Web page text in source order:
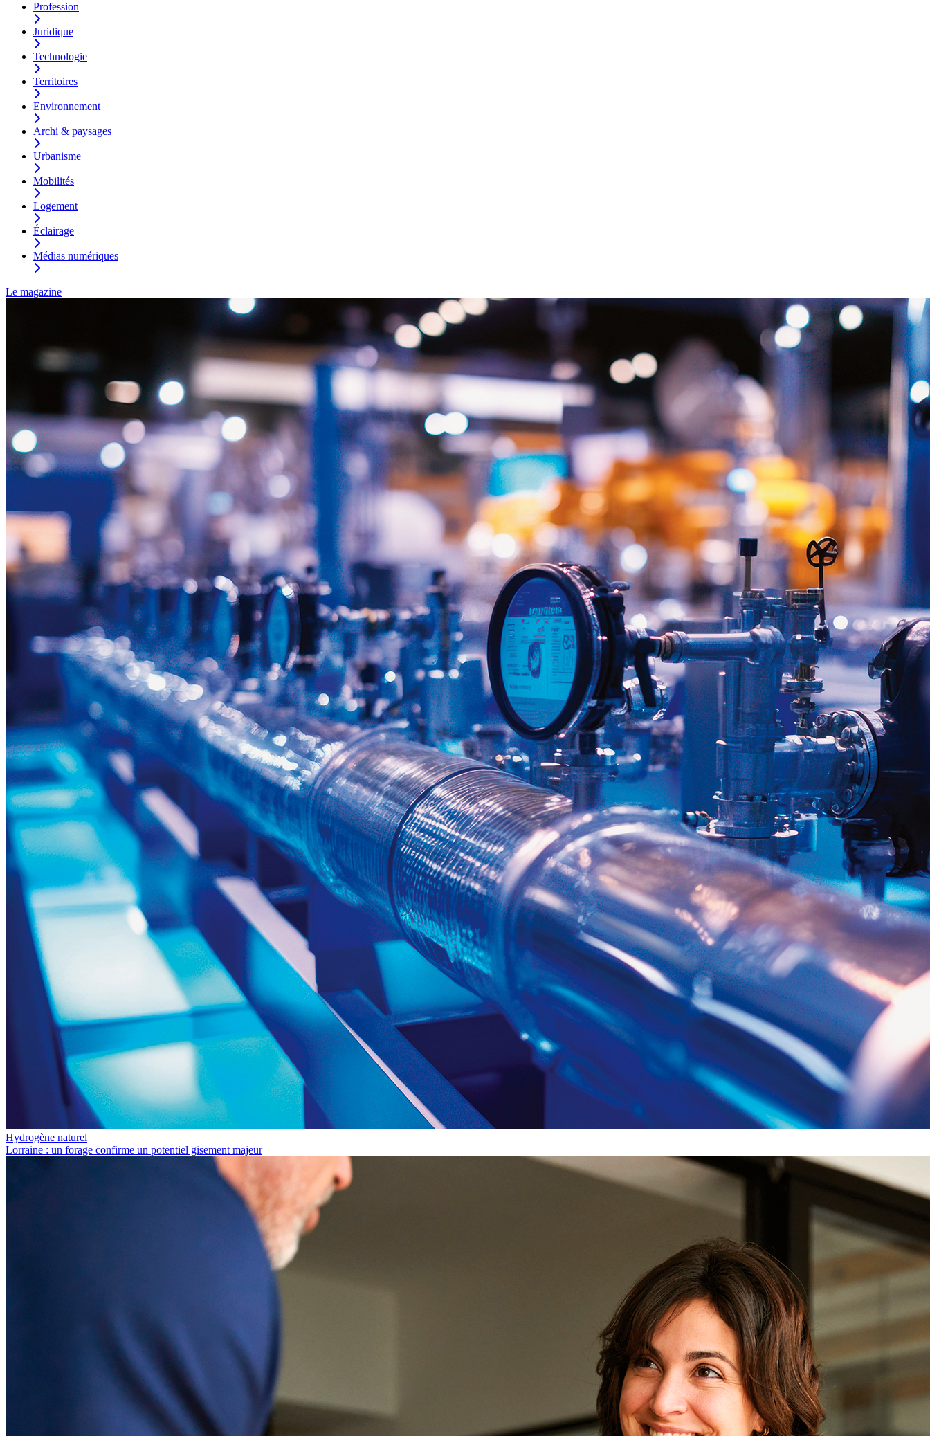
Profession
Juridique
Technologie
Territoires
Environnement
Archi & paysages
Urbanisme
Mobilités
Logement
Éclairage
Médias numériques
Le magazine
Hydrogène naturel
Lorraine : un forage confirme un potentiel gisement majeur